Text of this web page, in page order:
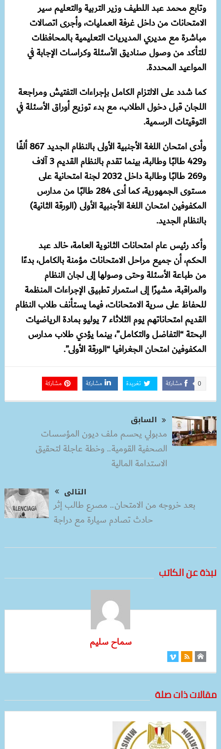
وتابع محمد عبد اللطيف وزير التربية والتعليم سير
الامتحانات من داخل غرفة العمليات، وأجرى اتصالات
مباشرة مع مديري المديريات التعليمية بالمحافظات
للتأكد من وصول صناديق الأسئلة وكراسات الإجابة في
المواعيد المحددة.
كما شدد على الالتزام الكامل بإجراءات التفتيش ومراجعة
اللجان قبل دخول الطلاب، مع بدء توزيع أوراق الأسئلة في
التوقيتات الرسمية.
وأدى امتحان اللغة الأجنبية الأولى بالنظام الجديد 867 ألفًا
و429 طالبًا وطالبة، بينما تقدم بالنظام القديم 3 آلاف
و269 طالبًا وطالبة داخل 2032 لجنة امتحانية على
مستوى الجمهورية، كما أدى 284 طالبًا من مدارس
المكفوفين امتحان اللغة الأجنبية الأولى (الورقة الثانية)
بالنظام الجديد.
وأكد رئيس عام امتحانات الثانوية العامة، خالد عبد
الحكم، أن جميع مراحل الامتحانات مؤمنة بالكامل، بدءًا
من طباعة الأسئلة وحتى وصولها إلى لجان النظام
والمراقبة، مشيرًا إلى استمرار تطبيق الإجراءات المنظمة
للحفاظ على سرية الامتحانات، فيما يستأنف طلاب النظام
القديم امتحاناتهم يوم الثلاثاء 7 يوليو بمادة الرياضيات
البحتة “التفاضل والتكامل”، بينما يؤدي طلاب مدارس
المكفوفين امتحان الجغرافيا “الورقة الأولى”.
مشاركة 0 تغريدة مشاركة مشاركة
السابق
مدبولي يحسم ملف ديون المؤسسات
الصحفية القومية.. وخطة عاجلة لتحقيق
الاستدامة المالية
التالى
بعد خروجه من الامتحان.. مصرع طالب إثر
حادث تصادم سيارة مع دراجة
نبذة عن الكاتب
سماح سليم
مقالات ذات صلة